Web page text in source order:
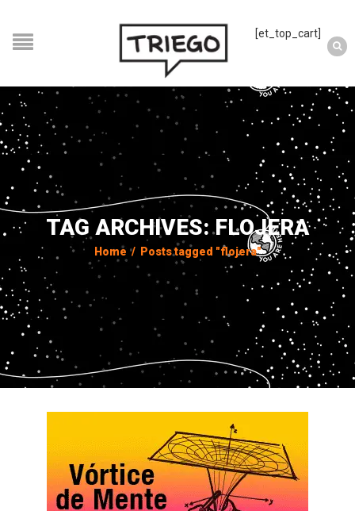
[et_top_cart]
TAG ARCHIVES: FLOJERA
Home / Posts tagged "flojera"